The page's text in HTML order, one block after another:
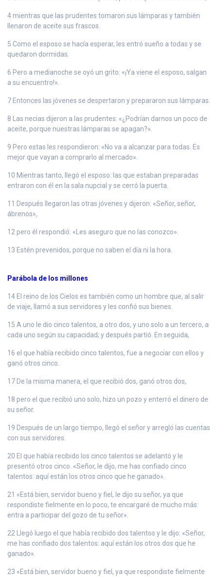
4 mientras que las prudentes tomaron sus lámparas y también
llenaron de aceite sus frascos.
5 Como el esposo se hacía esperar, les entró sueño a todas y se
quedaron dormidas.
6 Pero a medianoche se oyó un grito: «¡Ya viene el esposo, salgan
a su encuentro!».
7 Entonces las jóvenes se despertaron y prepararon sus lámparas.
8 Las necias dijeron a las prudentes: «¿Podrían darnos un poco de
aceite, porque nuestras lámparas se apagan?».
9 Pero estas les respondieron: «No va a alcanzar para todas. Es
mejor que vayan a comprarlo al mercado».
10 Mientras tanto, llegó el esposo: las que estaban preparadas
entraron con él en la sala nupcial y se cerró la puerta.
11 Después llegaron las otras jóvenes y dijeron: «Señor, señor,
ábrenos»,
12 pero él respondió: «Les aseguro que no las conozco».
13 Estén prevenidos, porque no saben el día ni la hora.
Parábola de los millones
14 El reino de los Cielos es también como un hombre que, al salir
de viaje, llamó a sus servidores y les confió sus bienes.
15 A uno le dio cinco talentos, a otro dos, y uno solo a un tercero, a
cada uno según su capacidad; y después partió. En seguida,
16 el que había recibido cinco talentos, fue a negociar con ellos y
ganó otros cinco.
17 De la misma manera, el que recibió dos, ganó otros dos,
18 pero el que recibió uno solo, hizo un pozo y enterró el dinero de
su señor.
19 Después de un largo tiempo, llegó el señor y arregló las cuentas
con sus servidores.
20 El que había recibido los cinco talentos se adelantó y le
presentó otros cinco. «Señor, le dijo, me has confiado cinco
talentos: aquí están los otros cinco que he ganado».
21 «Está bien, servidor bueno y fiel, le dijo su señor, ya que
respondiste fielmente en lo poco, te encargaré de mucho más:
entra a participar del gozo de tu señor».
22 Llegó luego el que había recibido dos talentos y le dijo: «Señor,
me has confiado dos talentos: aquí están los otros dos que he
ganado».
23 «Está bien, servidor bueno y fiel, ya que respondiste fielmente